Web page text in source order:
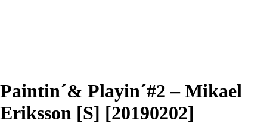
Paintin´& Playin´#2 – Mikael
Eriksson [S] [20190202]